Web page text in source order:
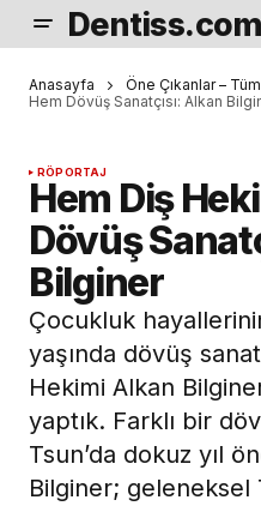
Dentiss.com
Anasayfa Öne Çıkanlar –
Hem Dövüş Sanatçısı: Alkan
RÖPORTAJ
Hem Diş
Dövüş
Bilginer
Çocukluk
yaşında dövüş
Hekimi Alkan
yaptık. Farklı bir
Tsun’da dokuz yıl
Bilginer; geleneksel